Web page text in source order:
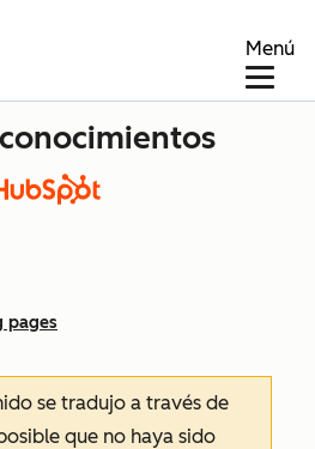
Menú
pages
se tradujo a través de
que no haya sido